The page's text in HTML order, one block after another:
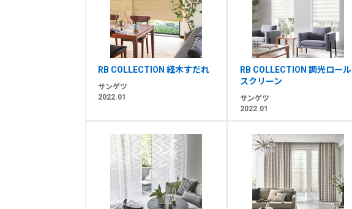
RB COLLECTION 経木すだれ
サンゲツ
2022.01
RB COLLECTION 調光ロール
スクリーン
サンゲツ
2022.01